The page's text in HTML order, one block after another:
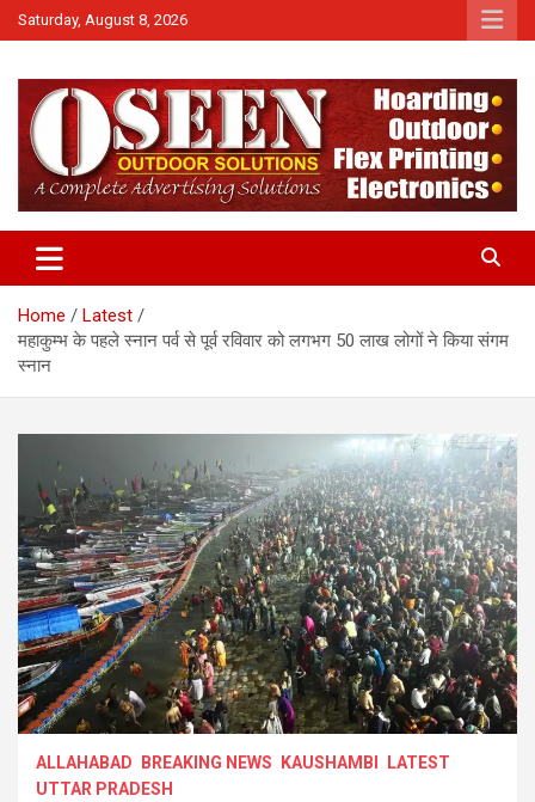
Skip
to
Saturday, August 8, 2026
QTv India
Home
Latest
महाकुम्भ के पहले स्नान पर्व से पूर्व रविवार को लगभग 50 लाख लोगों ने किया संगम
स्नान
ALLAHABAD BREAKING NEWS KAUSHAMBI LATEST
UTTAR PRADESH